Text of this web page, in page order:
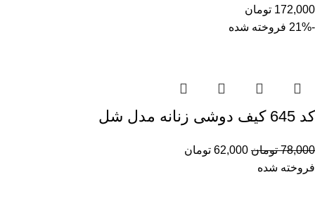
172,000 تومان
-21%
فروخته شده
کد 645 کیف دوشی زنانه مدل شل
78,000 تومان 62,000 تومان
فروخته شده